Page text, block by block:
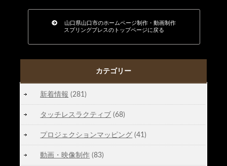
山口県山口市のホームページ制作・動画制作
スプリングブレスのトップページに戻る
カテゴリー
新着情報 (281)
タッチレスラクティブ (68)
プロジェクションマッピング (41)
動画・映像制作 (83)